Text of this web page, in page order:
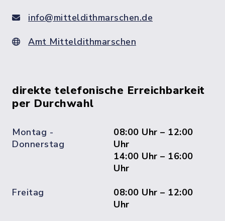
info@mitteldithmarschen.de
Amt Mitteldithmarschen
direkte telefonische Erreichbarkeit
per Durchwahl
Montag -
Donnerstag
08:00 Uhr – 12:00
Uhr
14:00 Uhr – 16:00
Uhr
Freitag
08:00 Uhr – 12:00
Uhr